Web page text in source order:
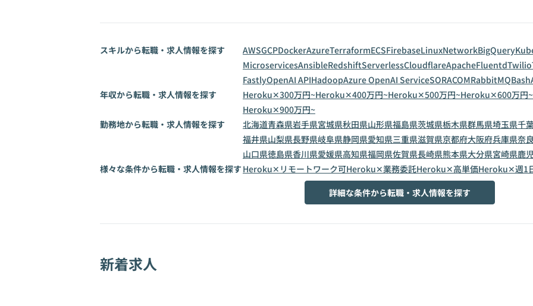
スキルから転職・求人情報を探す AWSGCPDockerAzureTerraformECSFirebaseLinuxNetworkBigQuery
MicroservicesAnsibleRedshiftServerlessCloudflareApacheFluentdTwilio
FastlyOpenAI APIHadoopAzure OpenAI ServiceSORACOMRabbitMQBash
年収から転職・求人情報を探す
Heroku✕300万円~Heroku✕400万円~Heroku✕500万円~Heroku✕600万円~
Heroku✕900万円~
勤務地から転職・求人情報を探す
北海道青森県岩手県宮城県秋田県山形県福島県茨城県栃木県群馬県埼玉県千
福井県山梨県長野県岐阜県静岡県愛知県三重県滋賀県京都府大阪府兵庫県奈
山口県徳島県香川県愛媛県高知県福岡県佐賀県長崎県熊本県大分県宮崎県鹿
様々な条件から転職・求人情報を探す Heroku✕リモートワーク可Heroku✕業務委託Heroku✕高単価Heroku✕週1
詳細な条件から転職・求人情報を探す
新着求人